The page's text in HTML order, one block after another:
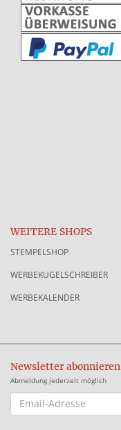
WEITERE SHOPS
STEMPELSHOP
WERBEKUGELSCHREIBER
WERBEKALENDER
Newsletter abonnieren
Abmeldung jederzeit möglich
EMAIL-
ADRESSE